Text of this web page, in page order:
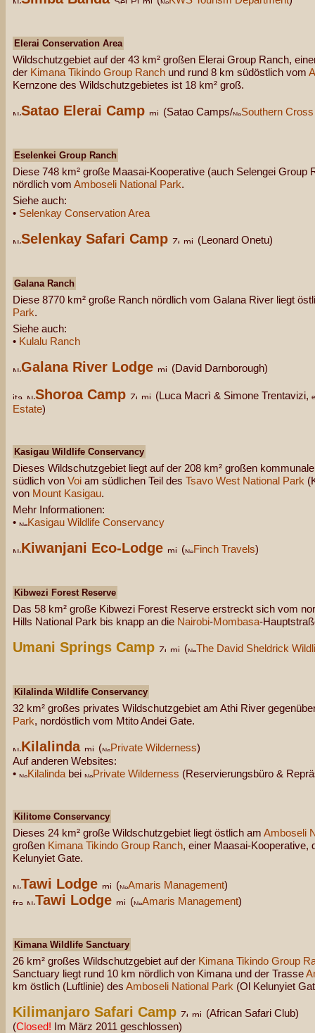
Elerai Conservation Area
Wildschutzgebiet auf der 43 km² großen Elerai Group Ranch,
der Kimana Tikindo Group Ranch und rund 8 km südöstlich vom
Kernzone des Wildschutzgebietes ist 18 km² groß.
Satao Elerai Camp (Satao Camps/ Southern
Eselenkei Group Ranch
Diese 748 km² große Maasai-Kooperative (auch Selengei Group
nördlich vom Amboseli National Park.
Siehe auch:
• Selenkay Conservation Area
Selenkay Safari Camp (Leonard Onetu)
Galana Ranch
Diese 8770 km² große Ranch nördlich vom Galana River liegt
Park.
Siehe auch:
• Kulalu Ranch
Galana River Lodge (David Darnborough)
Shoroa Camp
(Luca Macrì & Simone Trentavizi,
Estate)
Kasigau Wildlife Conservancy
Dieses Wildschutzgebiet liegt auf der 208 km² großen
südlich von Voi am südlichen Teil des Tsavo West National Park
von Mount Kasigau.
Mehr Informationen:
•
Kasigau Wildlife Conservancy
Kiwanjani Eco-Lodge ( Finch Travels)
Kibwezi Forest Reserve
Das 58 km² große Kibwezi Forest Reserve erstreckt sich vom
Hills National Park bis knapp an die Nairobi-Mombasa-
Umani Springs Camp ( The David Sheldrick
Kilalinda Wildlife Conservancy
32 km² großes privates Wildschutzgebiet am Athi River
Park, nordöstlich vom Mtito Andei Gate.
Kilalinda ( Private Wilderness)
Auf anderen Websites:
•
Kilalinda bei Private Wilderness (Reservierungsbüro &
Kilitome Conservancy
Dieses 24 km² große Wildschutzgebiet liegt östlich am Amboseli
großen Kimana Tikindo Group Ranch, einer Maasai-Kooperative,
Kelunyiet Gate.
Tawi Lodge ( Amaris Management)
Tawi Lodge ( Amaris Management)
Kimana Wildlife Sanctuary
26 km² großes Wildschutzgebiet auf der Kimana Tikindo Group
Sanctuary liegt rund 10 km nördlich von Kimana und der Trasse
km östlich (Luftlinie) des Amboseli National Park (Ol Kelunyiet
Kilimanjaro Safari Camp
(African Safari Club)
(Closed! Im März 2011 geschlossen)